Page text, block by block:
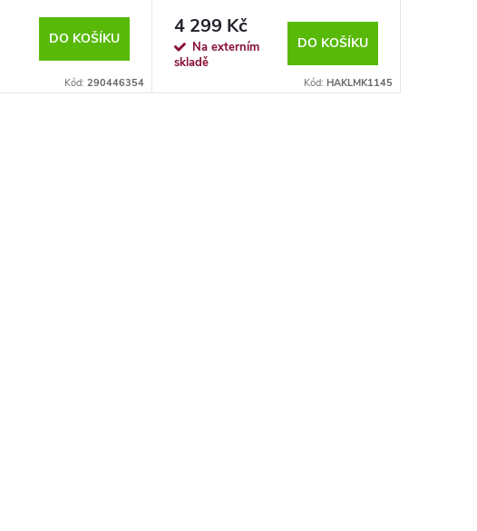
DO KOŠÍKU
Kód: 290446354
4 299 Kč
Na externím
skladě
DO KOŠÍKU
Kód: HAKLMK1145